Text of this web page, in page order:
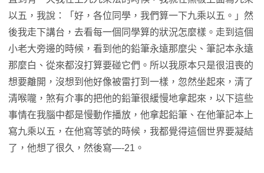
以五，我說：「好，各位同學，我們算一下九乘以五。」然
後我走下講台，去看每一個同學算的狀況怎麼樣。走到這個
小老大旁邊的時候，看到他的鉛筆永遠那麼尖、筆記本永遠
那麼白、從來都沒打算要碰它們。所以我原本只是很沮喪的
想要離開，沒想到他好像被雷打到一樣，忽然坐起來，清了
清喉嚨，煞有介事的把他的鉛筆很緩慢地拿起來，以下這些
事情在我腦中都是慢動作播放，他拿起鉛筆、在他筆記本上
寫九乘以五，在他寫等號的時候，我都覺得這個世界要凝結
了，他想了很久，然後寫—-21。